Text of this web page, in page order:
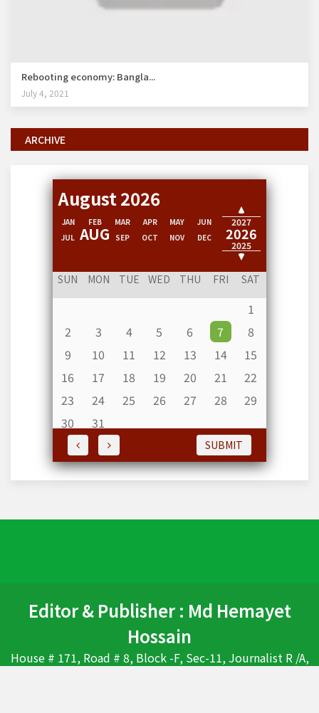
Rebooting economy: Bangla...
July 4, 2021
ARCHIVE
August 2026
2028
2027
2026
2025
2024
JAN FEB MAR APR MAY
JUN
JUL AUG SEP OCT NOV DEC
SUN MON TUE WED THU FRI SAT
1
2
3 4 5 6 7
8
9
10 11 12 13 14
15
16
17 18 19 20 21
22
23
24 25 26 27 28
29
30
31
SUBMIT
Editor & Publisher : Md Hemayet
Hossain
House # 171, Road # 8, Block -F, Sec-11, Journalist R /A,